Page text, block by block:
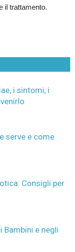
il trattamento.
i sintomi, i
serve e come
Consigli per
Bambini e negli